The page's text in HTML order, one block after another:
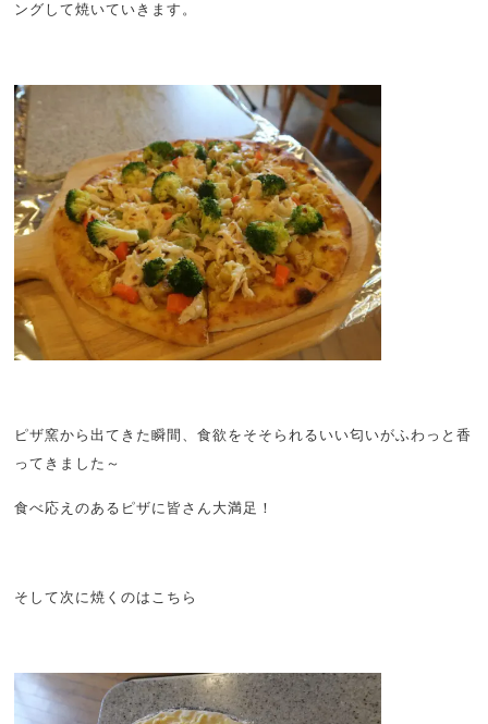
ングして焼いていきます。
ピザ窯から出てきた瞬間、食欲をそそられるいい匂いがふわっと香
ってきました～
食べ応えのあるピザに皆さん大満足！
そして次に焼くのはこちら